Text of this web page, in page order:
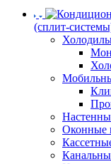
(сплит-
Оконные